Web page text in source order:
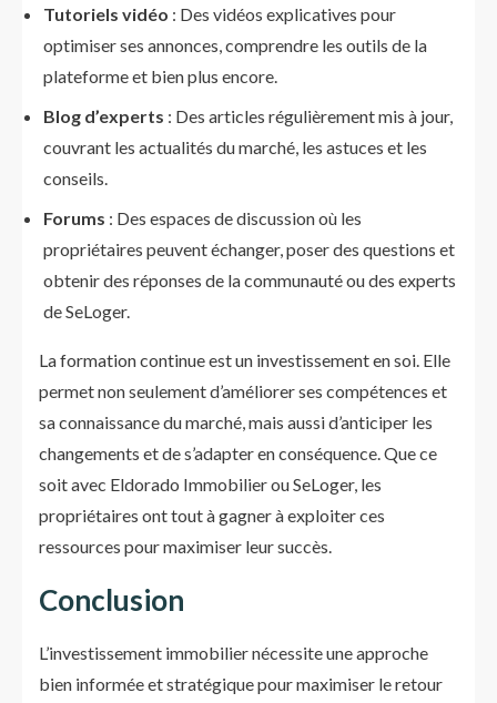
Tutoriels vidéo : Des vidéos explicatives pour
optimiser ses annonces, comprendre les outils de la
plateforme et bien plus encore.
Blog d’experts : Des articles régulièrement mis à jour,
couvrant les actualités du marché, les astuces et les
conseils.
Forums : Des espaces de discussion où les
propriétaires peuvent échanger, poser des questions et
obtenir des réponses de la communauté ou des experts
de SeLoger.
La formation continue est un investissement en soi. Elle
permet non seulement d’améliorer ses compétences et
sa connaissance du marché, mais aussi d’anticiper les
changements et de s’adapter en conséquence. Que ce
soit avec Eldorado Immobilier ou SeLoger, les
propriétaires ont tout à gagner à exploiter ces
ressources pour maximiser leur succès.
Conclusion
L’investissement immobilier nécessite une approche
bien informée et stratégique pour maximiser le retour